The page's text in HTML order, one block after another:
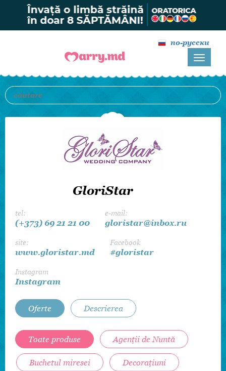
по-русски
GloriStar
tel:
(+373) 69 21 21 00
e-mail:
gloristar@inbox.ru
site:
www.gloristar.md
Facebook
#gloristar
Instagram
Instagram
Oferte Descrierea
Toate produse Agenții de Nuntă
Buchetul miresei Decorațiuni